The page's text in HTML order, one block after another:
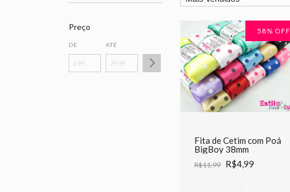
Preço
DE ATÉ
58% OFF
Fita de Cetim com Poá
BigBoy 38mm
R$11,99 R$4,99